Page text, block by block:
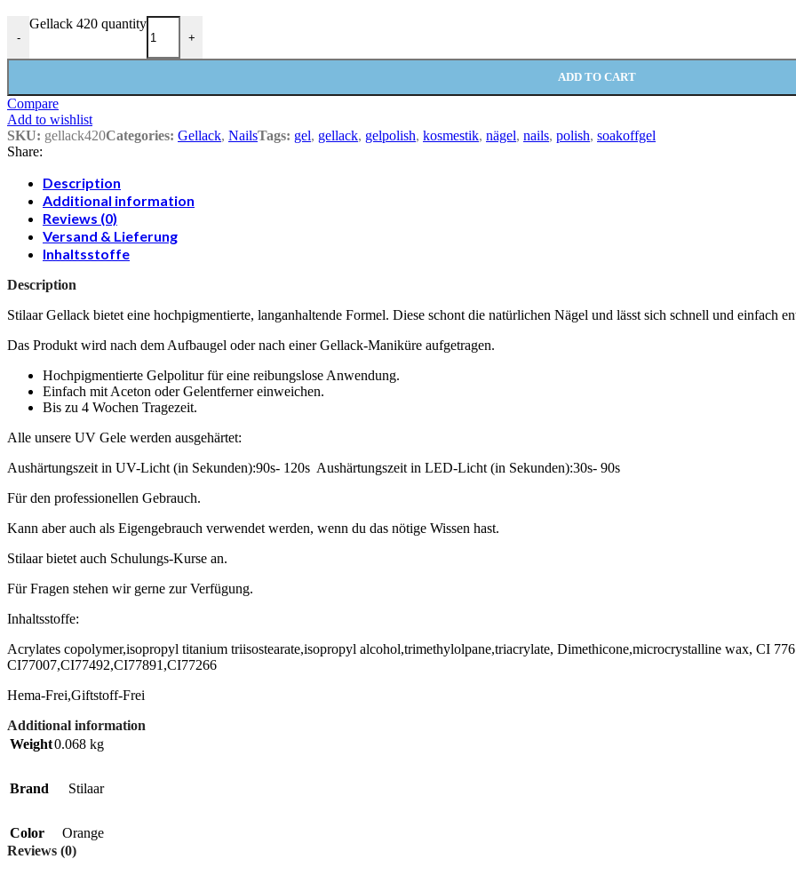
-
Gellack 420 quantity
+
ADD TO CART
Compare
Add to wishlist
SKU: gellack420Categories: Gellack, NailsTags: gel, gellack, gelpolish, kosmestik, nägel, nails, polish, soakoffgel
Share:
Description
Additional information
Reviews (0)
Versand & Lieferung
Inhaltsstoffe
Description
Stilaar Gellack bietet eine hochpigmentierte, langanhaltende Formel. Diese schont die natürlichen Nägel und lässt sich schnell und einfach
Das Produkt wird nach dem Aufbaugel oder nach einer Gellack-Maniküre aufgetragen.
Hochpigmentierte Gelpolitur für eine reibungslose Anwendung.
Einfach mit Aceton oder Gelentferner einweichen.
Bis zu 4 Wochen Tragezeit.
Alle unsere UV Gele werden ausgehärtet:
Aushärtungszeit in UV-Licht (in Sekunden):90s- 120s Aushärtungszeit in LED-Licht (in Sekunden):30s- 90s
Für den professionellen Gebrauch.
Kann aber auch als Eigengebrauch verwendet werden, wenn du das nötige Wissen hast.
Stilaar bietet auch Schulungs-Kurse an.
Für Fragen stehen wir gerne zur Verfügung.
Inhaltsstoffe:
Acrylates copolymer,isopropyl titanium triisostearate,isopropyl alcohol,trimethylolpane,triacrylate, Dimethicone,microcrystalline wax, CI
CI77007,CI77492,CI77891,CI77266
Hema-Frei,Giftstoff-Frei
Additional information
Weight0.068 kg
Brand Stilaar
Color
Orange
Reviews (0)